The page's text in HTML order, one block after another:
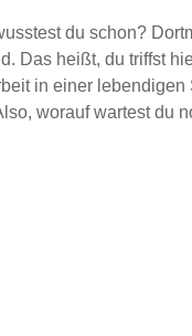
du schon?
Das heißt, du triffst
in einer
worauf wartest du